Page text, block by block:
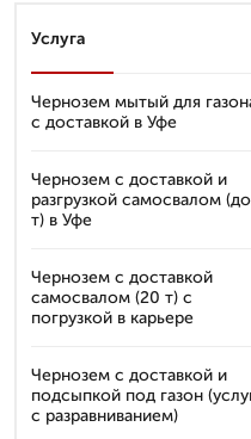
Услуга
Чернозем мытый для
с доставкой в Уфе
Чернозем с доставкой и
разгрузкой самосвалом
т) в Уфе
Чернозем с доставкой
самосвалом (20 т) с
погрузкой в карьере
Чернозем с доставкой и
подсыпкой под газон
с разравниванием)